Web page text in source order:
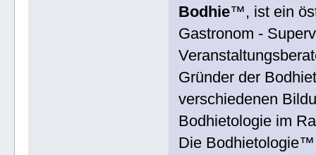
Bodhie™, ist ein
Gastronom -
Gründer der
verschiedenen
Bodhietologie im
Die